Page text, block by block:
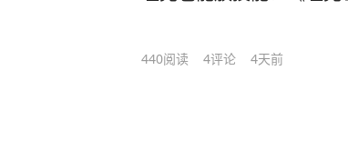
440阅读 4评论 4天前